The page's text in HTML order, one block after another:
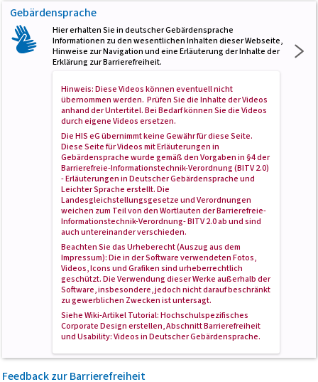
Gebärdensprache
Hier erhalten Sie in deutscher Gebärdensprache
Informationen zu den wesentlichen Inhalten dieser Webseite,
Hinweise zur Navigation und eine Erläuterung der Inhalte der
Erklärung zur Barrierefreiheit.
Hinweis: Diese Videos können eventuell nicht
übernommen werden. Prüfen Sie die Inhalte der Videos
anhand der Untertitel. Bei Bedarf können Sie die Videos
durch eigene Videos ersetzen.
Die HIS eG übernimmt keine Gewähr für diese Seite.
Diese Seite für Videos mit Erläuterungen in
Gebärdensprache wurde gemäß den Vorgaben in§4 der
Barrierefreie-Informationstechnik-Verordnung (BITV 2.0)
- Erläuterungen in Deutscher Gebärdensprache und
Leichter Spracheerstellt. Die
Landesgleichstellungsgesetze und Verordnungen
weichen zum Teil von den Wortlauten der Barrierefreie-
Informationstechnik-Verordnung- BITV 2.0 ab und sind
auch untereinander verschieden.
Beachten Sie das Urheberecht (Auszug aus dem
Impressum): Die in der Software verwendeten Fotos,
Videos, Icons und Grafiken sind urheberrechtlich
geschützt. Die Verwendung dieser Werke außerhalb der
Software, insbesondere, jedoch nicht darauf beschränkt
zu gewerblichen Zwecken ist untersagt.
Siehe Wiki-ArtikelTutorial: Hochschulspezifisches
Corporate Design erstellen, AbschnittBarrierefreiheit
und Usability: Videos in Deutscher Gebärdensprache.
Feedbackzur Barrierefreiheit